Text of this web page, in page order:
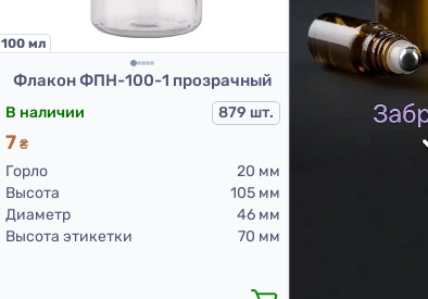
100 мл
Флакон ФПН-100-1 прозрачный
В наличии 879 шт.
7 ₴
Горло
20 мм
Высота
105 мм
Диаметр
46 мм
Высота этикетки
70 мм